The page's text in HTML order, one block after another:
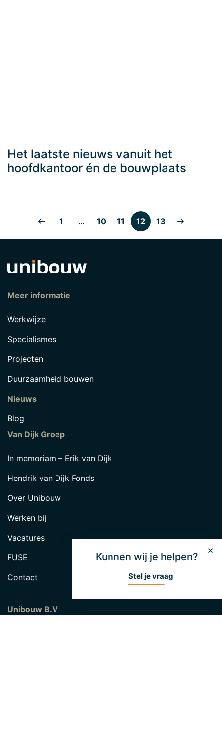
Kunnen wij je helpen?
Stel je vraag
Het laatste nieuws vanuit het
hoofdkantoor én de bouwplaats
1 … 10 11 12 13
Meer informatie
Werkwijze
Specialismes
Projecten
Duurzaamheid bouwen
Nieuws
Blog
Van Dijk Groep
In memoriam – Erik van Dijk
Hendrik van Dijk Fonds
Over Unibouw
Werken bij
Vacatures
FUSE
Contact
Unibouw B.V